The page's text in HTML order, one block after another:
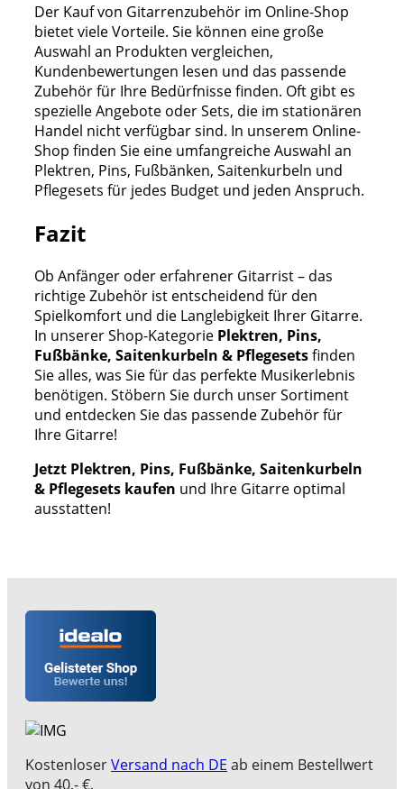
Der Kauf von Gitarrenzubehör im Online-Shop
bietet viele Vorteile. Sie können eine große
Auswahl an Produkten vergleichen,
Kundenbewertungen lesen und das passende
Zubehör für Ihre Bedürfnisse finden. Oft gibt es
spezielle Angebote oder Sets, die im stationären
Handel nicht verfügbar sind. In unserem Online-
Shop finden Sie eine umfangreiche Auswahl an
Plektren, Pins, Fußbänken, Saitenkurbeln und
Pflegesets für jedes Budget und jeden Anspruch.
Fazit
Ob Anfänger oder erfahrener Gitarrist – das
richtige Zubehör ist entscheidend für den
Spielkomfort und die Langlebigkeit Ihrer Gitarre.
In unserer Shop-Kategorie Plektren, Pins,
Fußbänke, Saitenkurbeln & Pflegesetsfinden
Sie alles, was Sie für das perfekte Musikerlebnis
benötigen. Stöbern Sie durch unser Sortiment
und entdecken Sie das passende Zubehör für
Ihre Gitarre!
Jetzt Plektren, Pins, Fußbänke, Saitenkurbeln
& Pflegesets kaufen und Ihre Gitarre optimal
ausstatten!
KostenloserVersand nach DE ab einem Bestellwert
von 40,- €.